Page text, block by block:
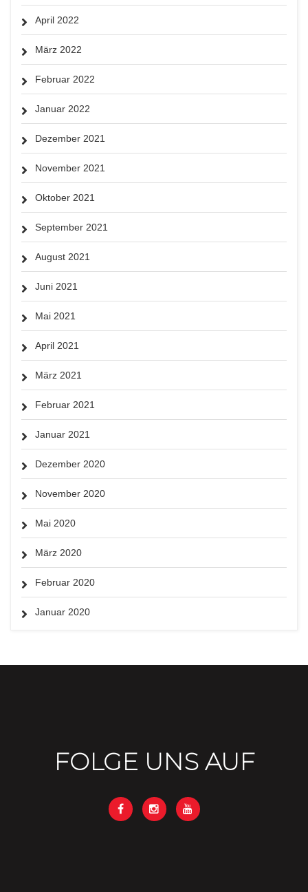
April 2022
März 2022
Februar 2022
Januar 2022
Dezember 2021
November 2021
Oktober 2021
September 2021
August 2021
Juni 2021
Mai 2021
April 2021
März 2021
Februar 2021
Januar 2021
Dezember 2020
November 2020
Mai 2020
März 2020
Februar 2020
Januar 2020
FOLGE UNS AUF